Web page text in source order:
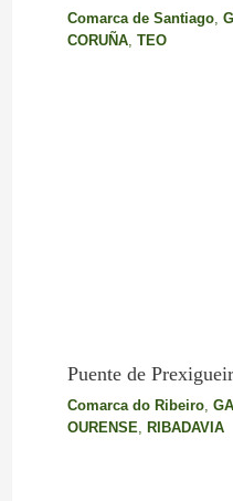
Comarca de Santiago,
CORUÑA, TEO
Puente de
Comarca do Ribeiro,
OURENSE, RIBADAVIA